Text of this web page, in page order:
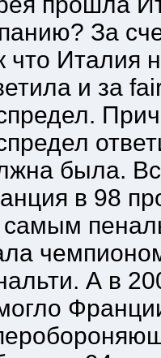
За
что Италия
и за
была.
в 98
А в